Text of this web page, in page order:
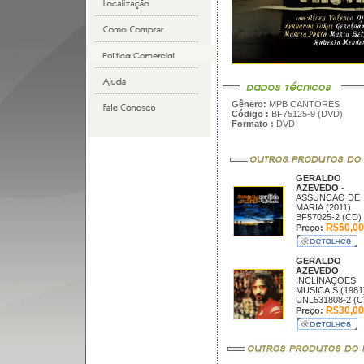
Gênero: MPB CANTORES
Código : BF75125-9 (DVD)
Formato : DVD
GERALDO
AZEVEDO -
ASSUNCAO DE
MARIA (2011)
BF57025-2 (CD)
Preço: R$50,00
GERALDO
AZEVEDO -
INCLINAÇOES
MUSICAIS
UNL531808-2
Preço: R$30,00